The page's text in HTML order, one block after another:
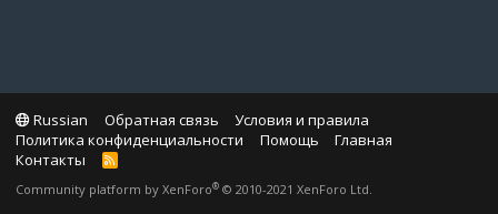
Russian Обратная связь
Условия и правила
Политика конфиденциальности
Помощь
Главная
Контакты
R
S
Community platform by XenForo® © 2010-2021 XenForo Ltd.